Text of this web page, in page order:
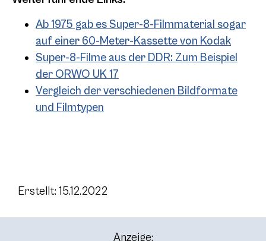
Ab 1975 gab es Super-8-Filmmaterial sogar
auf einer 60-Meter-Kassette von Kodak
Super-8-Filme aus der DDR: Zum Beispiel
der ORWO UK 17
Vergleich der verschiedenen Bildformate
und Filmtypen
Erstellt: 15.12.2022
Anzeige: